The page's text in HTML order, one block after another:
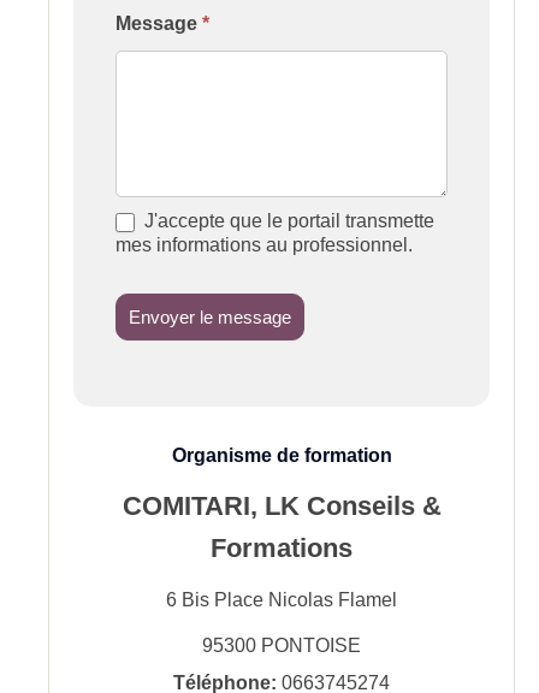
Message *
J'accepte que le portail transmette
mes informations au professionnel.
Envoyer le message
Organisme de formation
COMITARI, LK Conseils &
Formations
6 Bis Place Nicolas Flamel
95300 PONTOISE
Téléphone: 0663745274